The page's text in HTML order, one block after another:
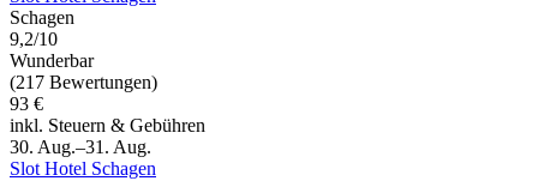
Schagen
9,2/10
Wunderbar
(217 Bewertungen)
93 €
inkl. Steuern & Gebühren
30. Aug.–31. Aug.
Slot Hotel Schagen